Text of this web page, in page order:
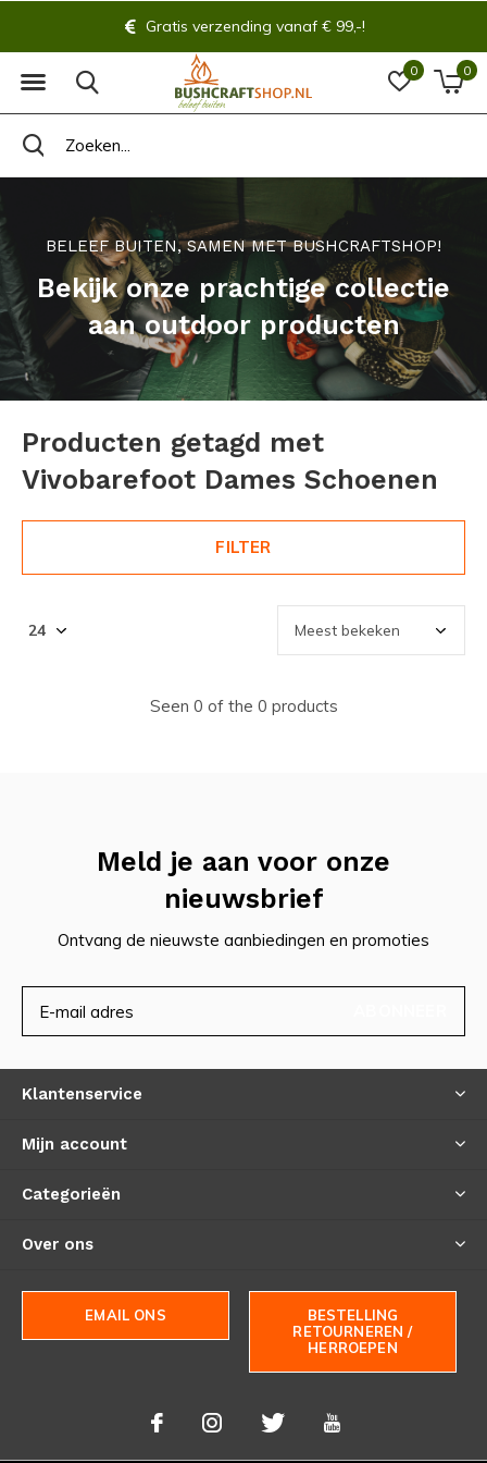
0 0
Gratis verzending vanaf € 99,-!
BELEEF BUITEN, SAMEN MET BUSHCRAFTSHOP!
Bekijk onze prachtige collectie
aan outdoor producten
Producten getagd met
Vivobarefoot Dames Schoenen
FILTER
Seen 0 of the 0 products
Meld je aan voor onze
nieuwsbrief
Ontvang de nieuwste aanbiedingen en promoties
Klantenservice
Mijn account
Categorieën
Over ons
EMAIL ONS
BESTELLING
RETOURNEREN /
HERROEPEN